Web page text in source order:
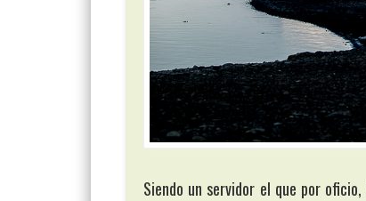
Siendo un servidor el que por